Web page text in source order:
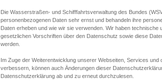
Die Wasserstraßen- und Schifffahrtsverwaltung des Bundes
personenbezogenen Daten sehr ernst und behandeln ihre
Daten erheben und wie wir sie verwenden. Wir haben
gesetzlichen Vorschriften über den Datenschutz sowie diese
werden.
Im Zuge der Weiterentwicklung unserer Webseiten, Services
verbessern, können auch Änderungen dieser
Datenschutzerklärung ab und zu erneut durchzulesen.